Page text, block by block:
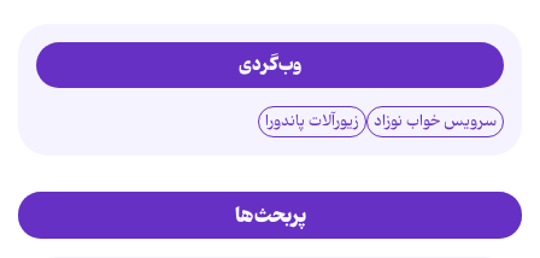
وب‌گردی
سرویس خواب نوزاد زیورآلات پاندورا
پربحث‌ها